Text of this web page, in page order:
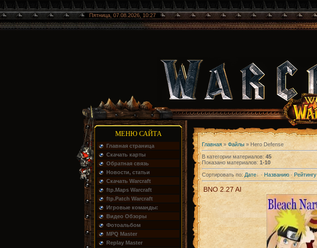
Пятница, 07.08.2026, 10:27
МЕНЮ САЙТА
Главная страница
Скачать карты
Обратная связь
Новости, статьи
Скачать Warcraft
ftp.Maps Warcraft
ftp.Patch Warcraft
Игровые команды:
Видео Обзоры
Фотоальбом
MPQ Master
Replay Master
Главная»Файлы » Hero Defense
В категории материалов: 45
Показано материалов: 1-10
Сортировать по:Дате · Названию· Рейтингу
BNO 2.27 AI